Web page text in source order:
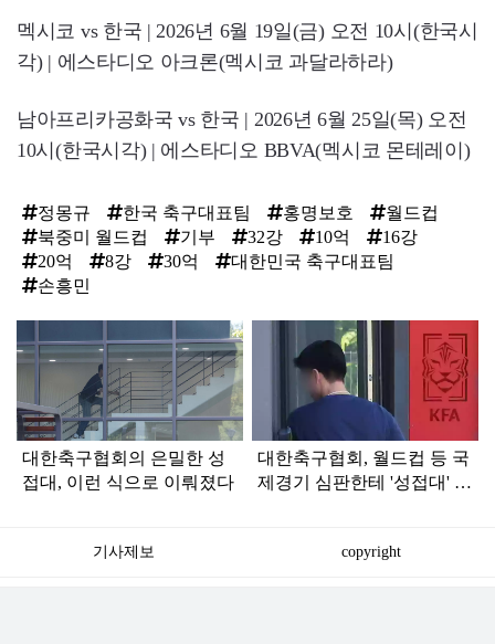
멕시코 vs 한국 | 2026년 6월 19일(금) 오전 10시(한국시
각) | 에스타디오 아크론(멕시코 과달라하라)
남아프리카공화국 vs 한국 | 2026년 6월 25일(목) 오전
10시(한국시각) | 에스타디오 BBVA(멕시코 몬테레이)
정몽규 한국 축구대표팀 홍명보호
월드컵
북중미 월드컵
기부 32강 10억
16강
20억
8강 30억
대한민국 축구대표팀
손흥민
라
인
대한축구협회의 은밀한 성
접대, 이런 식으로 이뤄졌다
대한축구협회, 월드컵 등 국
제경기 심판한테 '성접대' 했
기사제보 copyright